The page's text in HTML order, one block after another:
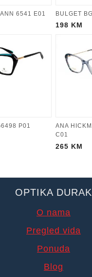
6541 E01 BULGET
198 KM
P01
ANA
C01
265 KM
OPTIKA DURAK
O nama
Pregled vida
Ponuda
Blog